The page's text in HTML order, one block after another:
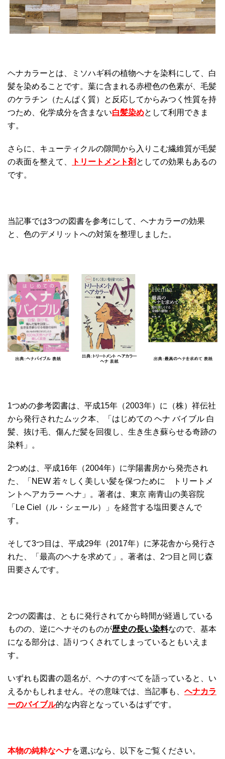
ヘナカラーとは、ミソハギ科の植物ヘナを染料にして、白
髪を染めることです。葉に含まれる赤橙色の色素が、毛髪
のケラチン（たんぱく質）と反応してからみつく性質を持
つため、化学成分を含まない白髪染めとして利用できま
す。
さらに、キューティクルの隙間から入りこむ繊維質が毛髪
の表面を整えて、
トリートメント剤 としての効果もあるの
です。
当記事では3つの図書を参考にして、ヘナカラーの効果
と、色のデメリットへの対策を整理しました。
1つめの参考図書は、平成15年（2003年）に（株）祥伝社
から発行されたムック本、「はじめての ヘナ バイブル 白
髪、抜け毛、傷んだ髪を回復し、生き生き蘇らせる奇跡の
染料」。
2つめは、平成16年（2004年）に学陽書房から発売され
た、「NEW 若々しく美しい髪を保つために トリートメ
ントヘアカラー ヘナ」。著者は、東京 南青山の美容院
「Le Ciel（ル・シェール）」を経営する塩田要さんで
す。
そして3つ目は、平成29年（2017年）に茅花舎から発行さ
れた、「最高のヘナを求めて」。著者は、2つ目と同じ森
田要さんです。
2つの図書は、ともに発行されてから時間が経過している
ものの、逆にヘナそのものが歴史の長い染料なので、基本
になる部分は、語りつくされてしまっているともいえま
す。
いずれも図書の題名が、ヘナのすべてを語っていると、い
えるかもしれません。その意味では、当記事も、 ヘナカラ
ーのバイブル的な内容となっているはずです。
本物の純粋なヘナを選ぶなら、以下をご覧ください。